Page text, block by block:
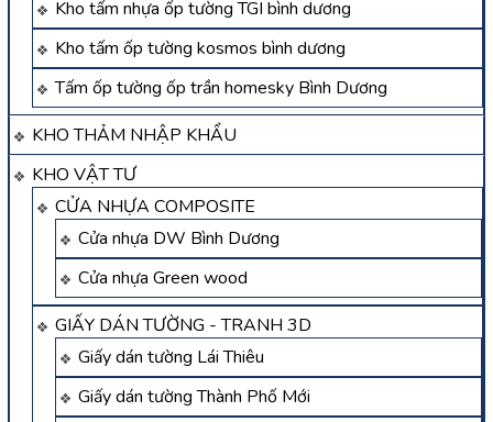
Kho tấm nhựa ốp tường TGI bình dương
Kho tấm ốp tường kosmos bình dương
Tấm ốp tường ốp trần homesky Bình Dương
KHO THẢM NHẬP KHẨU
KHO VẬT TƯ
CỬA NHỰA COMPOSITE
Cửa nhựa DW Bình Dương
Cửa nhựa Green wood
GIẤY DÁN TƯỜNG - TRANH 3D
Giấy dán tường Lái Thiêu
Giấy dán tường Thành Phố Mới